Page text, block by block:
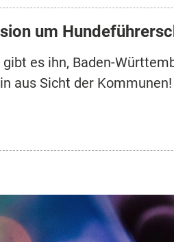
um
es ihn, Baden-
aus Sicht der Kommunen!